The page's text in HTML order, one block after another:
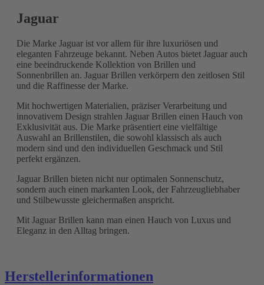
Jaguar
Die Marke Jaguar ist vor allem für ihre luxuriösen und
eleganten Fahrzeuge bekannt. Neben Autos bietet Jaguar auch
eine beeindruckende Kollektion von Brillen und
Sonnenbrillen an. Jaguar Brillen verkörpern den zeitlosen Stil
und die Raffinesse der Marke.
Mit hochwertigen Materialien, präziser Verarbeitung und
innovativem Design strahlen Jaguar Brillen einen Hauch von
Exklusivität aus. Die Marke präsentiert eine vielfältige
Auswahl an Brillenstilen, die sowohl klassisch als auch
modern sind und den individuellen Geschmack und Stil
perfekt ergänzen.
Jaguar Brillen bieten nicht nur optimalen Sonnenschutz,
sondern auch einen markanten Look, der Fahrzeugliebhaber
und Stilbewusste gleichermaßen anspricht.
Mit Jaguar Brillen kann man einen Hauch von Luxus und
Eleganz in den Alltag bringen.
Herstellerinformationen